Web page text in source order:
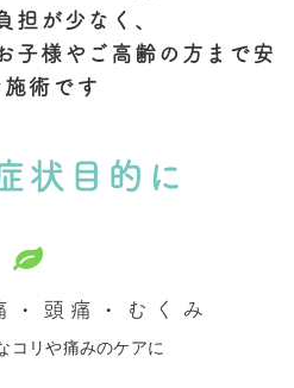
担が少なく、
子様やご高齢の方まで安
施術です
状目的に
・頭痛・むくみ
コリや痛みのケアに